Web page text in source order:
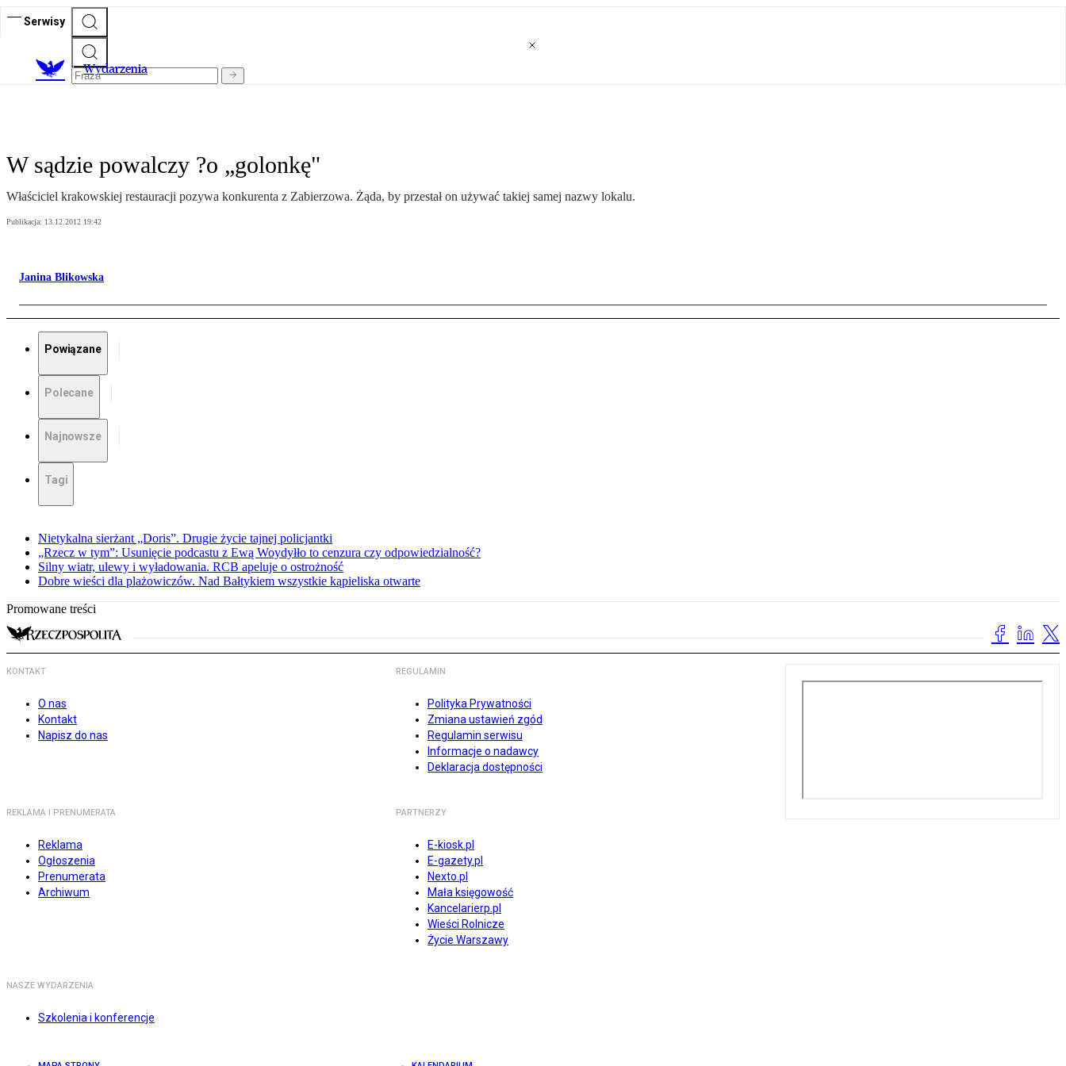
Serwisy
Wydarzenia
W sądzie powalczy ?o „golonkę"
Właściciel krakowskiej restauracji pozywa konkurenta z Zabierzowa. Żąda, by przestał on używać takiej samej nazwy lokalu.
Publikacja: 13.12.2012 19:42
Janina Blikowska
Powiązane
Polecane
Najnowsze
Tagi
Nietykalna sierżant „Doris”. Drugie życie tajnej policjantki
„Rzecz w tym”: Usunięcie podcastu z Ewą Woydyłło to cenzura czy odpowiedzialność?
Silny wiatr, ulewy i wyładowania. RCB apeluje o ostrożność
Dobre wieści dla plażowiczów. Nad Bałtykiem wszystkie kąpieliska otwarte
Promowane treści
KONTAKT
O nas
Kontakt
Napisz do nas
REGULAMIN
Polityka Prywatności
Zmiana ustawień zgód
Regulamin serwisu
Informacje o nadawcy
Deklaracja dostępności
REKLAMA I PRENUMERATA
Reklama
Ogłoszenia
Prenumerata
Archiwum
PARTNERZY
E-kiosk.pl
E-gazety.pl
Nexto.pl
Mała księgowość
Kancelarierp.pl
Wieści Rolnicze
Życie Warszawy
NASZE WYDARZENIA
Szkolenia i konferencje